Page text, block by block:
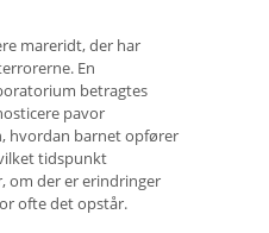
mareridt, der har
En
betragtes
pavor
hvordan barnet opfører
tidspunkt
om der er erindringer
ofte det opstår.